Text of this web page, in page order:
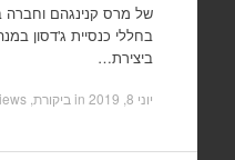
של מרס קנינגהם
בחללי כנסיית ג'דסון
ביצירת…
יוני 8, 2019 in ביקורת, reviews